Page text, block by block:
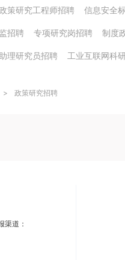
策研究工程师招聘 信息安全
招聘 专项研究岗招聘 制度
理研究员招聘 工业互联网科
> 政策研究招聘